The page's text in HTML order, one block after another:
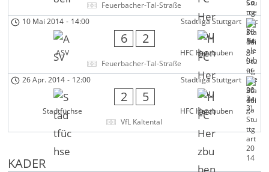
Feuerbacher-Tal-Straße
Stadtliga Stuttgart
10 Mai 2014 - 14:00
ASV
6 2
HFC Herzbuben
Feuerbacher-Tal-Straße
Stadtliga Stuttgart
26 Apr. 2014 - 12:00
Stadtfüchse
2 5
HFC Herzbuben
VfL Kaltental
KADER